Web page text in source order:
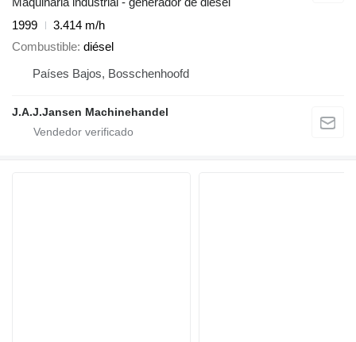
1999
3.414 m/h
Combustible diésel
Países Bajos, Bosschenhoofd
J.A.J.Jansen Machinehandel